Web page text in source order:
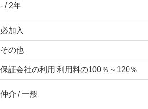
- / 2年
必加入
その他
保証会社の利用 利用料の100％～120％
仲介 / 一般